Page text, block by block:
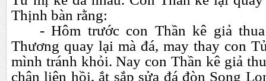
Thịnh bàn rằng:
- Hôm trước con Thần kê giả
Thương quay lại mà đá, may thay con
mình tránh khỏi. Nay con Thần kê giả
chân liên hồi, ắt sắp sửa đá đòn Song